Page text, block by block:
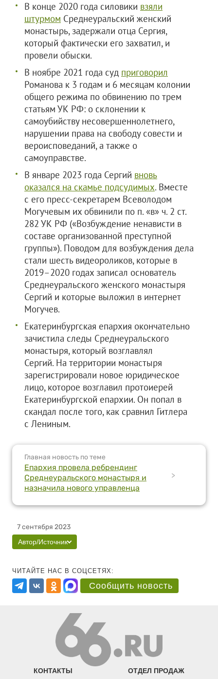
В конце 2020 года силовики взяли
штурмом Среднеуральский женский
монастырь, задержали отца Сергия,
который фактически его захватил, и
провели обыски.
В ноябре 2021 года суд приговорил
Романова к 3 годам и 6 месяцам колонии
общего режима по обвинению по трем
статьям УК РФ: о склонении к
самоубийству несовершеннолетнего,
нарушении права на свободу совести и
вероисповеданий, а также о
самоуправстве.
В январе 2023 года Сергий вновь
оказался на скамье подсудимых. Вместе
с его пресс-секретарем Всеволодом
Могучевым их обвинили по п. «в» ч. 2 ст.
282 УК РФ («Возбуждение ненависти в
составе организованной преступной
группы»). Поводом для возбуждения дела
стали шесть видеороликов, которые в
2019–2020 годах записал основатель
Среднеуральского женского монастыря
Сергий и которые выложил в интернет
Могучев.
Екатеринбургская епархия окончательно
зачистила следы Среднеуральского
монастыря, который возглавлял
Сергий. На территории монастыря
зарегистрировали новое юридическое
лицо, которое возглавил протоиерей
Екатеринбургской епархии. Он попал в
скандал после того, как сравнил Гитлера
с Лениным.
Главная новость по теме
Епархия провела ребрендинг
Среднеуральского монастыря и
назначила нового управленца
>
7 сентября 2023
Автор/Источник
ЧИТАЙТЕ НАС В СОЦСЕТЯХ:
Сообщить новость
КОНТАКТЫ ОТДЕЛ ПРОДАЖ